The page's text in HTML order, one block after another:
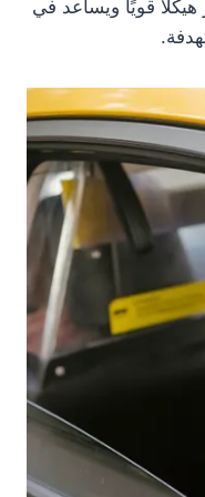
قويًا ويساعد في